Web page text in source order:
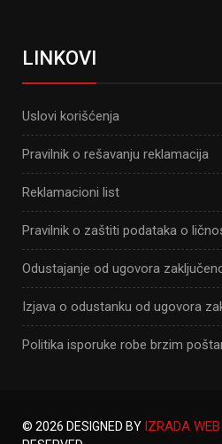
LINKOVI
Uslovi korišćenja
Pravilnik o rešavanju reklamacija
Reklamacioni list
Pravilnik o zaštiti podataka o
Odustajanje od ugovora
Izjava o odustanku od ugovora
Politika isporuke robe brzim
© 2026 DESIGNED BY IZRADA